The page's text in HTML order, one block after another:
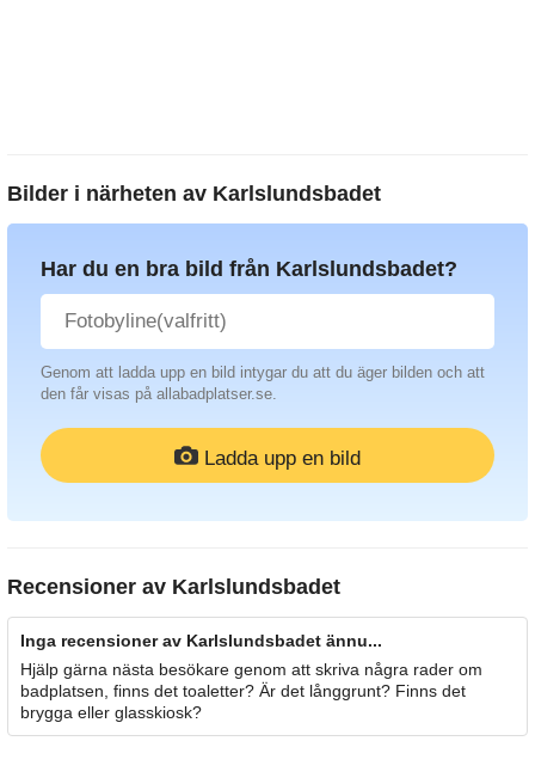
Bilder i närheten av Karlslundsbadet
Har du en bra bild från Karlslundsbadet?
Genom att ladda upp en bild intygar du att du äger bilden och att
den får visas på allabadplatser.se.
Ladda upp en bild
Recensioner av Karlslundsbadet
Inga recensioner av Karlslundsbadet ännu...
Hjälp gärna nästa besökare genom att skriva några rader om
badplatsen, finns det toaletter? Är det långgrunt? Finns det
brygga eller glasskiosk?